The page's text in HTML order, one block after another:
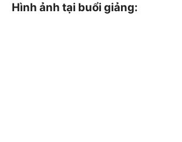
Hình ảnh tại buổi giảng: